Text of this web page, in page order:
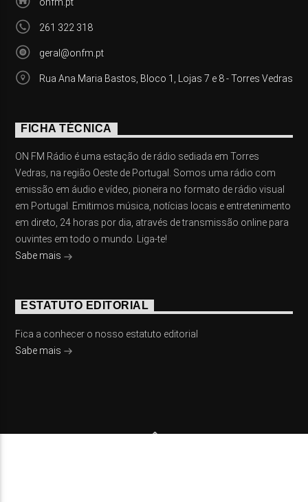
onfm.pt
261 322 318
geral@onfm.pt
Rua Ana Maria Bastos, Bloco 1, Lojas 7 e 8 - Torres Vedras
FICHA TÉCNICA
ON FM Rádio é uma estação de rádio sediada em Torres
Vedras, na região Oeste de Portugal. Somos uma rádio com
emissão em áudio e vídeo, pioneira no formato de rádio visual
em Portugal. Emitimos música, notícias locais e entretenimento
em direto, 24 horas por dia, através de transmissão online para
ouvintes em todo o mundo. Liga-te!
Sabe mais
ESTATUTO EDITORIAL
Fica a conhecer o nosso estatuto editorial
Sabe mais